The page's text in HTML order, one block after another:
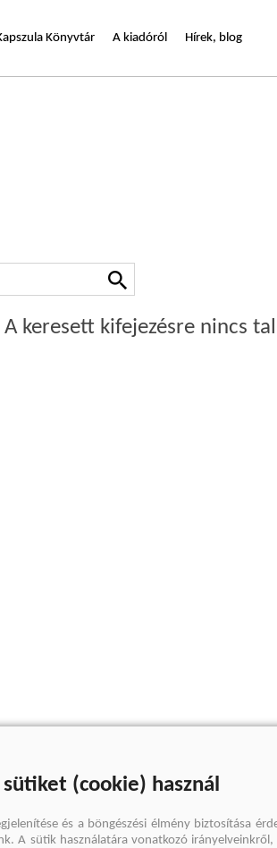
Könyvtár A kiadóról Hírek, blog
A keresett kifejezésre nincs
(cookie) használ
és a böngészési élmény biztosítása
A sütik használatára vonatkozó